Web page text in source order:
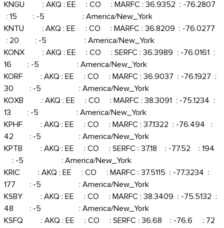
KNGU : AKQ : EE : CO : MARFC : 36.9352 : -76.2807
: 15 : -5 : America/New_York
KNTU : AKQ : EE : CO : MARFC : 36.8209 : -76.0277
: 20 : -5 : America/New_York
KONX : AKQ : EE : CO : SERFC : 36.3989 : -76.0161 :
16 : -5 : America/New_York
KORF : AKQ : EE : CO : MARFC : 36.9037 : -76.1927 :
30 : -5 : America/New_York
KOXB : AKQ : EE : CO : MARFC : 38.3091 : -75.1234 :
13 : -5 : America/New_York
KPHF : AKQ : EE : CO : MARFC : 37.1322 : -76.494 :
42 : -5 : America/New_York
KPTB : AKQ : EE : CO : SERFC : 37.18 : -77.52 : 194
: -5 : America/New_York
KRIC : AKQ : EE : CO : MARFC : 37.5115 : -77.3234 :
177 : -5 : America/New_York
KSBY : AKQ : EE : CO : MARFC : 38.3409 : -75.5132 :
48 : -5 : America/New_York
KSFQ : AKQ : EE : CO : SERFC : 36.68 : -76.6 : 72